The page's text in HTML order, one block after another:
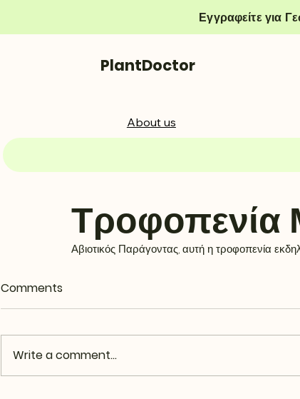
Τροφοπενία
Αβιοτικός Παράγοντας, αυτή η τροφοπενία
Comments
Write a comment...
Εγγραφείτε για
PlantDoctor
About us